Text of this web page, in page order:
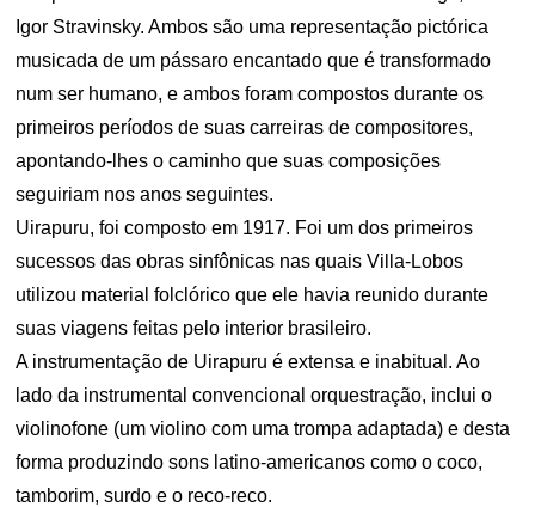
Igor Stravinsky. Ambos são uma representação pictórica
musicada de um pássaro encantado que é transformado
num ser humano, e ambos foram compostos durante os
primeiros períodos de suas carreiras de compositores,
apontando-lhes o caminho que suas composições
seguiriam nos anos seguintes.
Uirapuru, foi composto em 1917. Foi um dos primeiros
sucessos das obras sinfônicas nas quais Villa-Lobos
utilizou material folclórico que ele havia reunido durante
suas viagens feitas pelo interior brasileiro.
A instrumentação de Uirapuru é extensa e inabitual. Ao
lado da instrumental convencional orquestração, inclui o
violinofone (um violino com uma trompa adaptada) e desta
forma produzindo sons latino-americanos como o coco,
tamborim, surdo e o reco-reco.